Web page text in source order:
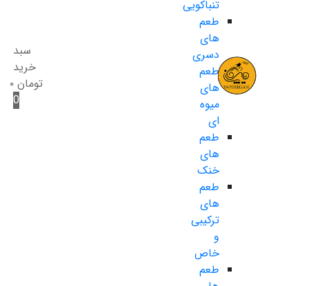
تنباکویی
طعم
های
دسری
طعم
های
میوه
ای
طعم
های
خنک
طعم
های
ترکیبی
و
خاص
طعم
سبد
خرید
تومان ۰
0